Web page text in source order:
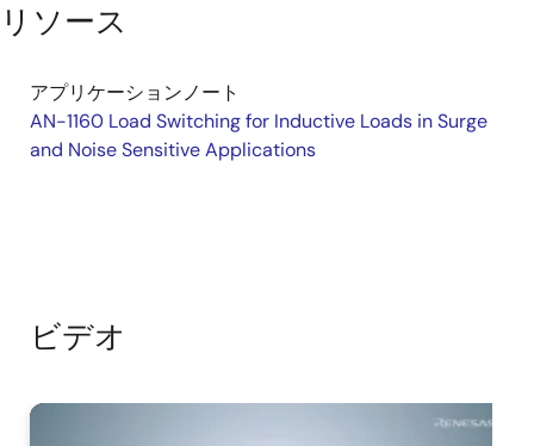
リソース
アプリケーションノート
AN-1160 Load Switching for Inductive Loads in Surge
and Noise Sensitive Applications
ビデオ